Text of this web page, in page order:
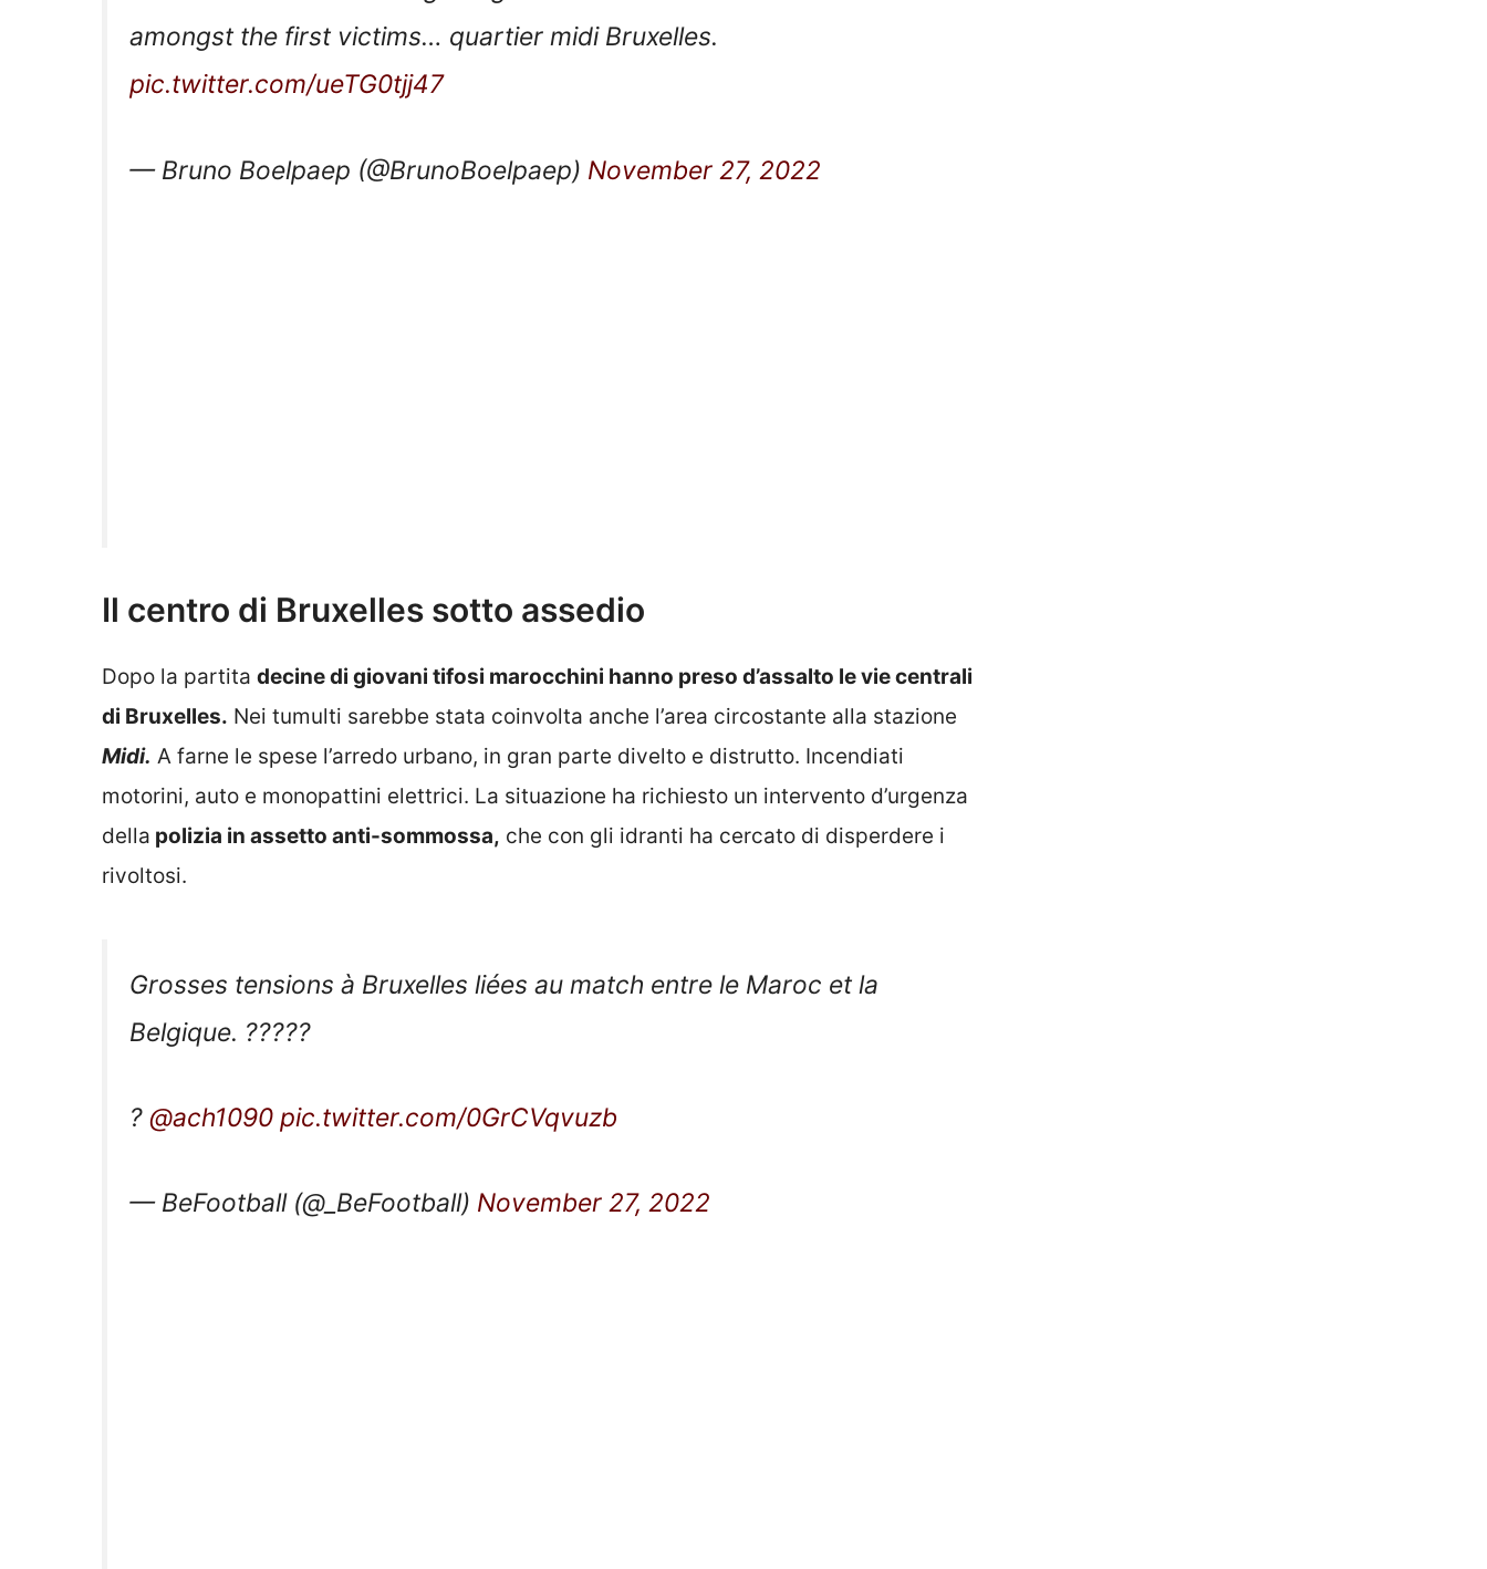
amongst the first victims… quartier midi Bruxelles.
pic.twitter.com/ueTG0tjj47
— Bruno Boelpaep (@BrunoBoelpaep) November 27, 2022
Il centro di Bruxelles sotto assedio
Dopo la partita decine di giovani tifosi marocchini hanno preso d’assalto le vie centrali
di Bruxelles.
Nei tumulti sarebbe stata coinvolta anche l’area circostante alla stazione
Midi.
A farne le spese l’arredo urbano, in gran parte divelto e distrutto. Incendiati
motorini, auto e monopattini elettrici. La situazione ha richiesto un intervento d’urgenza
della polizia in assetto anti-sommossa,
che con gli idranti ha cercato di disperdere i
rivoltosi.